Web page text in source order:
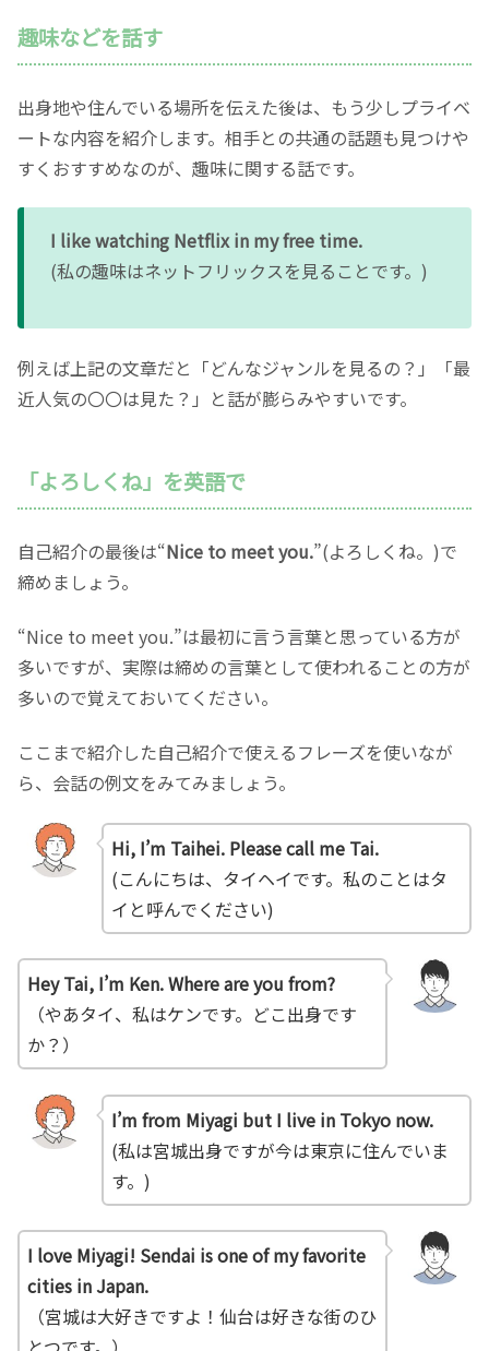
趣味などを話す
出身地や住んでいる場所を伝えた後は、もう少しプライベ
ートな内容を紹介します。相手との共通の話題も見つけや
すくおすすめなのが、趣味に関する話です。
I like watching Netflix in my free time.
(私の趣味はネットフリックスを見ることです。)
例えば上記の文章だと「どんなジャンルを見るの？」「最
近人気の〇〇は見た？」と話が膨らみやすいです。
「よろしくね」を英語で
自己紹介の最後は“Nice to meet you.”(よろしくね。)で
締めましょう。
“Nice to meet you.”は最初に言う言葉と思っている方が
多いですが、実際は締めの言葉として使われることの方が
多いので覚えておいてください。
ここまで紹介した自己紹介で使えるフレーズを使いなが
ら、会話の例文をみてみましょう。
Hi, I’m Taihei. Please call me Tai.
(こんにちは、タイヘイです。私のことはタ
イと呼んでください)
Hey Tai, I’m Ken. Where are you from?
（やあタイ、私はケンです。どこ出身です
か？）
I’m from Miyagi but I live in Tokyo now.
(私は宮城出身ですが今は東京に住んでいま
す。)
I love Miyagi! Sendai is one of my favorite
cities in Japan.
（宮城は大好きですよ！仙台は好きな街のひ